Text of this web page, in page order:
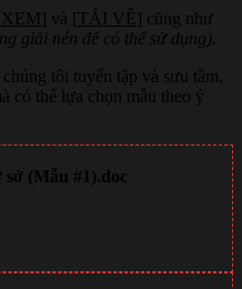
XEM ] và [ TẢI VỀ ] cũng như
giải nén để có thể sử dụng).
tôi tuyển tập và sưu tầm,
có thể lựa chọn mẫu theo ý
(Mẫu #1).doc